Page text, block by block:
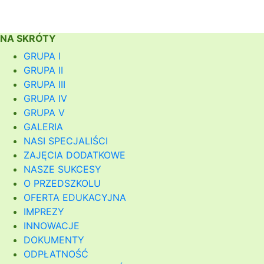
NA SKRÓTY
GRUPA I
GRUPA II
GRUPA III
GRUPA IV
GRUPA V
GALERIA
NASI SPECJALIŚCI
ZAJĘCIA DODATKOWE
NASZE SUKCESY
O PRZEDSZKOLU
OFERTA EDUKACYJNA
IMPREZY
INNOWACJE
DOKUMENTY
ODPŁATNOŚĆ